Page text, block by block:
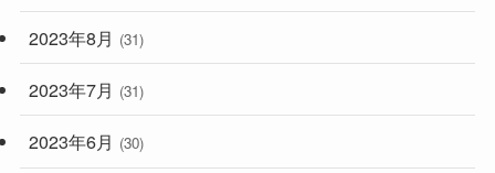
2023年8月 (31)
2023年7月 (31)
2023年6月 (30)